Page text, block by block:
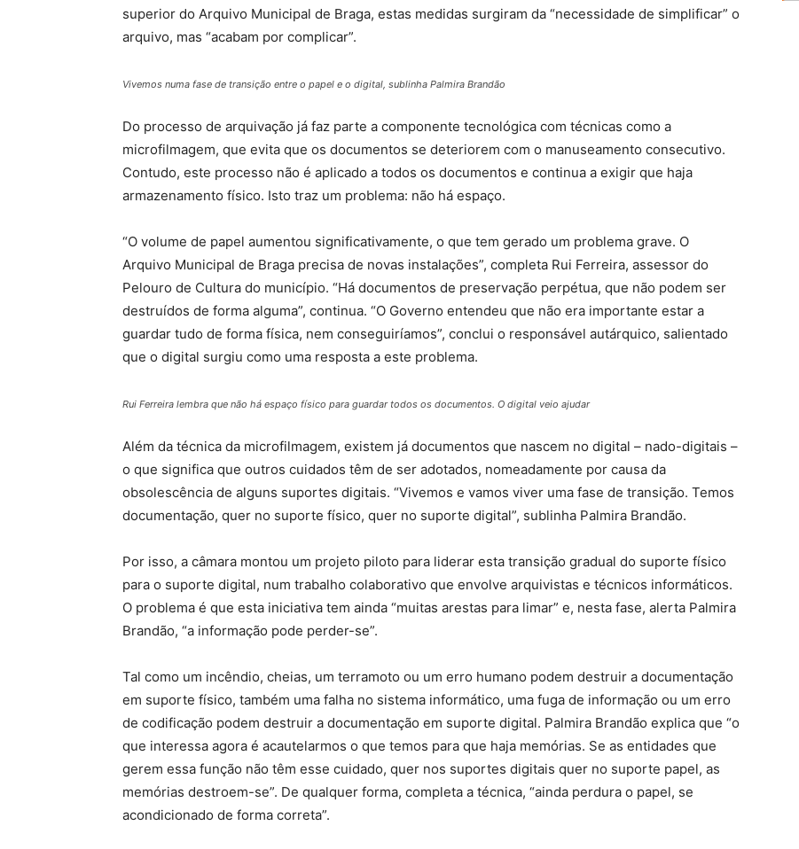
superior do Arquivo Municipal de Braga, estas medidas surgiram da “necessidade de simplificar” o
arquivo, mas “acabam por complicar”.
Vivemos numa fase de transição entre o papel e o digital, sublinha Palmira Brandão
Do processo de arquivação já faz parte a componente tecnológica com técnicas como a
microfilmagem, que evita que os documentos se deteriorem com o manuseamento consecutivo.
Contudo, este processo não é aplicado a todos os documentos e continua a exigir que haja
armazenamento físico. Isto traz um problema: não há espaço.
“O volume de papel aumentou significativamente, o que tem gerado um problema grave. O
Arquivo Municipal de Braga precisa de novas instalações”, completa Rui Ferreira, assessor do
Pelouro de Cultura do município. “Há documentos de preservação perpétua, que não podem ser
destruídos de forma alguma”, continua. “O Governo entendeu que não era importante estar a
guardar tudo de forma física, nem conseguiríamos”, conclui o responsável autárquico, salientado
que o digital surgiu como uma resposta a este problema.
Rui Ferreira lembra que não há espaço físico para guardar todos os documentos. O digital veio ajudar
Além da técnica da microfilmagem, existem já documentos que nascem no digital – nado-digitais –
o que significa que outros cuidados têm de ser adotados, nomeadamente por causa da
obsolescência de alguns suportes digitais. “Vivemos e vamos viver uma fase de transição. Temos
documentação, quer no suporte físico, quer no suporte digital”, sublinha Palmira Brandão.
Por isso, a câmara montou um projeto piloto para liderar esta transição gradual do suporte físico
para o suporte digital, num trabalho colaborativo que envolve arquivistas e técnicos informáticos.
O problema é que esta iniciativa tem ainda “muitas arestas para limar” e, nesta fase, alerta Palmira
Brandão, “a informação pode perder-se”.
Tal como um incêndio, cheias, um terramoto ou um erro humano podem destruir a documentação
em suporte físico, também uma falha no sistema informático, uma fuga de informação ou um erro
de codificação podem destruir a documentação em suporte digital. Palmira Brandão explica que “o
que interessa agora é acautelarmos o que temos para que haja memórias. Se as entidades que
gerem essa função não têm esse cuidado, quer nos suportes digitais quer no suporte papel, as
memórias destroem-se”. De qualquer forma, completa a técnica, “ainda perdura o papel, se
acondicionado de forma correta”.